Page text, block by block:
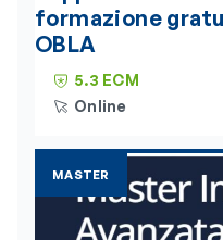
formazione
OBLA
5.3 ECM
Online
MASTER